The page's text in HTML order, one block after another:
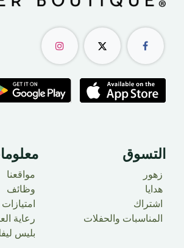
التسوق
زهور
​ هدايا
اشتراك
المناسبات والحفلات
مواقعنا
وظائف
امتيازات
رعاية
بليس